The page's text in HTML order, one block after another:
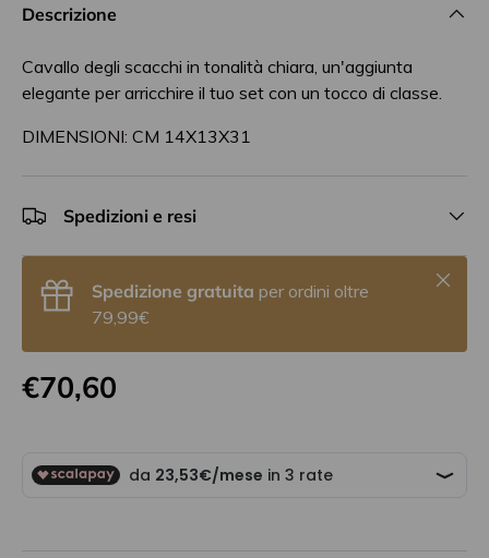
Descrizione
Cavallo degli scacchi in tonalità chiara, un'aggiunta
elegante per arricchire il tuo set con un tocco di classe.
DIMENSIONI: CM 14X13X31
Spedizioni e resi
Spedizione gratuita per ordini oltre
79,99€
Chiudi
€70,60